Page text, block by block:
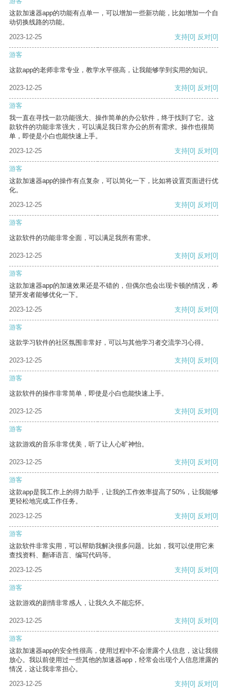
这款加速器app的功能有点单一，可以增加一些新功能，比如增加一个自
动切换线路的功能。
2023-12-25
支持[0] 反对[0]
游客
这款app的老师非常专业，教学水平很高，让我能够学到实用的知识。
2023-12-25 支持[0] 反对[0]
游客
我一直在寻找一款功能强大、操作简单的办公软件，终于找到了它。这
款软件的功能非常强大，可以满足我日常办公的所有需求。操作也很简
单，即使是小白也能快速上手。
2023-12-25
支持[0] 反对[0]
游客
这款加速器app的操作有点复杂，可以简化一下，比如将设置页面进行优
化。
2023-12-25
支持[0] 反对[0]
游客
这款软件的功能非常全面，可以满足我所有需求。
2023-12-25 支持[0] 反对[0]
游客
这款加速器app的加速效果还是不错的，但偶尔也会出现卡顿的情况，希
望开发者能够优化一下。
2023-12-25
支持[0] 反对[0]
游客
这款学习软件的社区氛围非常好，可以与其他学习者交流学习心得。
2023-12-25 支持[0] 反对[0]
游客
这款软件的操作非常简单，即使是小白也能快速上手。
2023-12-25 支持[0] 反对[0]
游客
这款游戏的音乐非常优美，听了让人心旷神怡。
2023-12-25 支持[0] 反对[0]
游客
这款app是我工作上的得力助手，让我的工作效率提高了50%，让我能够
更轻松地完成工作任务。
2023-12-25
支持[0] 反对[0]
游客
这款软件非常实用，可以帮助我解决很多问题。比如，我可以使用它来
查找资料、翻译语言、编写代码等。
2023-12-25
支持[0] 反对[0]
游客
这款游戏的剧情非常感人，让我久久不能忘怀。
2023-12-25 支持[0] 反对[0]
游客
这款加速器app的安全性很高，使用过程中不会泄露个人信息，这让我很
放心。我以前使用过一些其他的加速器app，经常会出现个人信息泄露的
情况，这让我非常担心。
2023-12-25
支持[0] 反对[0]